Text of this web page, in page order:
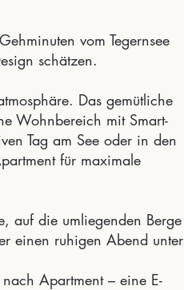
vom Tegernsee
schätzen.
Das gemütliche
Wohnbereich mit Smart-
Tag am See oder in den
für maximale
auf die umliegenden Berge
einen ruhigen Abend unter
Apartment – eine E-